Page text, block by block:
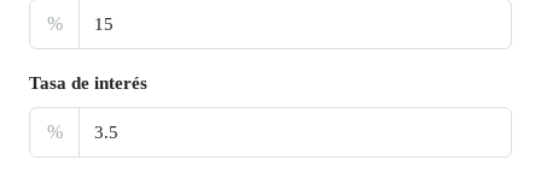
%
Tasa de interés
%